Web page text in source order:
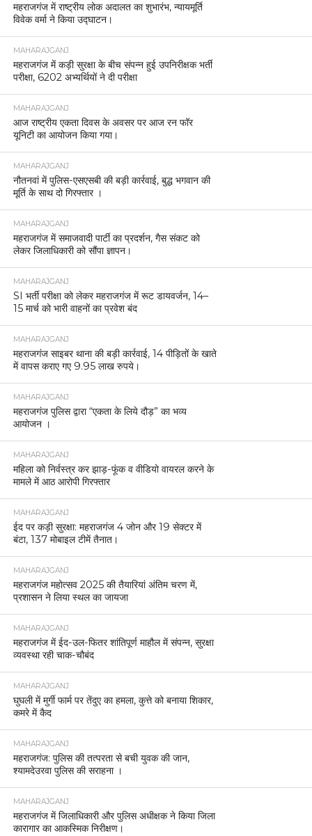
महराजगंज में राष्ट्रीय लोक अदालत का शुभारंभ, न्यायमूर्ति
विवेक वर्मा ने किया उद्घाटन।
MAHARAJGANJ
महराजगंज में कड़ी सुरक्षा के बीच संपन्न हुई उपनिरीक्षक भर्ती
परीक्षा, 6202 अभ्यर्थियों ने दी परीक्षा
MAHARAJGANJ
आज राष्ट्रीय एकता दिवस के अवसर पर आज रन फॉर
यूनिटी का आयोजन किया गया।
MAHARAJGANJ
नौतनवां में पुलिस-एसएसबी की बड़ी कार्रवाई, बुद्ध भगवान की
मूर्ति के साथ दो गिरफ्तार ।
MAHARAJGANJ
महराजगंज में समाजवादी पार्टी का प्रदर्शन, गैस संकट को
लेकर जिलाधिकारी को सौंपा ज्ञापन।
MAHARAJGANJ
SI भर्ती परीक्षा को लेकर महराजगंज में रूट डायवर्जन, 14–
15 मार्च को भारी वाहनों का प्रवेश बंद
MAHARAJGANJ
महराजगंज साइबर थाना की बड़ी कार्रवाई, 14 पीड़ितों के खाते
में वापस कराए गए 9.95 लाख रुपये।
MAHARAJGANJ
महराजगंज पुलिस द्वारा “एकता के लिये दौड़” का भव्य
आयोजन ।
MAHARAJGANJ
महिला को निर्वस्त्र कर झाड़-फूंक व वीडियो वायरल करने के
मामले में आठ आरोपी गिरफ्तार
MAHARAJGANJ
ईद पर कड़ी सुरक्षा: महराजगंज 4 जोन और 19 सेक्टर में
बंटा, 137 मोबाइल टीमें तैनात।
MAHARAJGANJ
महराजगंज महोत्सव 2025 की तैयारियां अंतिम चरण में,
प्रशासन ने लिया स्थल का जायजा
MAHARAJGANJ
महराजगंज में ईद-उल-फितर शांतिपूर्ण माहौल में संपन्न, सुरक्षा
व्यवस्था रही चाक-चौबंद
MAHARAJGANJ
घुघली में मुर्गी फार्म पर तेंदुए का हमला, कुत्ते को बनाया शिकार,
कमरे में कैद
MAHARAJGANJ
महराजगंज: पुलिस की तत्परता से बची युवक की जान,
श्यामदेउरवा पुलिस की सराहना ।
MAHARAJGANJ
महराजगंज में जिलाधिकारी और पुलिस अधीक्षक ने किया जिला
कारागार का आकस्मिक निरीक्षण।